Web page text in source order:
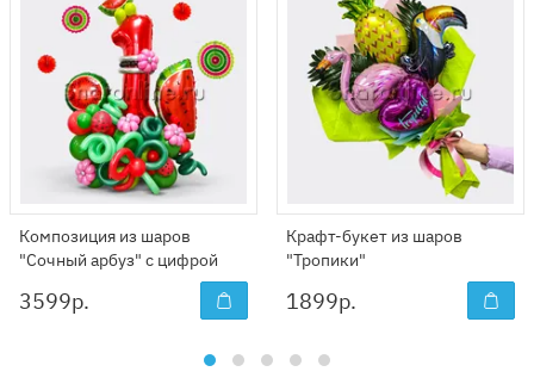
Композиция из шаров
"Сочный арбуз" с цифрой
3599р.
Крафт-букет из шаров
"Тропики"
1899р.